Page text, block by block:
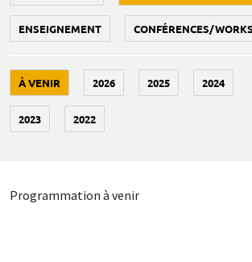
ENSEIGNEMENT CONFÉRENCES/
À VENIR 2026 2025 2024
2023 2022
Programmation à venir